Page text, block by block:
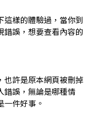
這樣的體驗過，當你到
錯誤，想要查看內容的
也許是原本網頁被刪掉
錯誤，無論是哪種情
件好事。